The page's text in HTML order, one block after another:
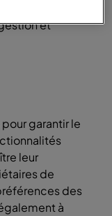
et
garantir le
leur
de
des
à